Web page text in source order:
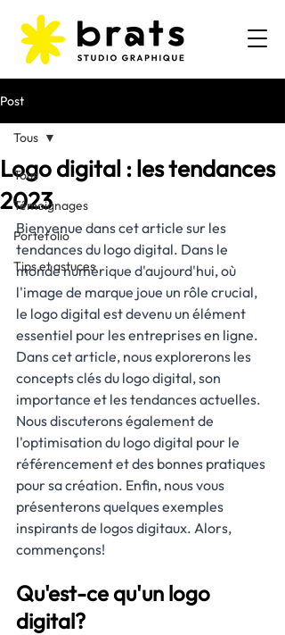
Post
Tous
Témoignages
Portefolio
Tips et astuces
Tous
Logo digital : les tendances
2023
Bienvenue dans cet article sur les
tendances du logo digital. Dans le
monde numérique d'aujourd'hui, où
l'image de marque joue un rôle crucial,
le logo digital est devenu un élément
essentiel pour les entreprises en ligne.
Dans cet article, nous explorerons les
concepts clés du logo digital, son
importance et les tendances actuelles.
Nous discuterons également de
l'optimisation du logo digital pour le
référencement et des bonnes pratiques
pour sa création. Enfin, nous vous
présenterons quelques exemples
inspirants de logos digitaux. Alors,
commençons!
Qu'est-ce qu'un logo
digital?